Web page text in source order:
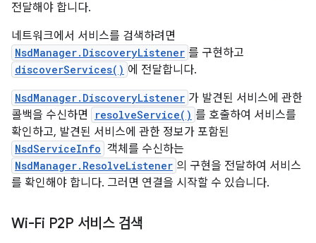
전달해야 합니다.
네트워크에서 서비스를 검색하려면
NsdManager.DiscoveryListener 를 구현하고
discoverServices() 에 전달합니다.
NsdManager.DiscoveryListener 가 발견된 서비스에 관한
콜백을 수신하면
resolveService() 를 호출하여 서비스를
확인하고, 발견된 서비스에 관한 정보가 포함된
NsdServiceInfo 객체를 수신하는
NsdManager.ResolveListener 의 구현을 전달하여 서비스
를 확인해야 합니다. 그러면 연결을 시작할 수 있습니다.
Wi-Fi P2P 서비스 검색